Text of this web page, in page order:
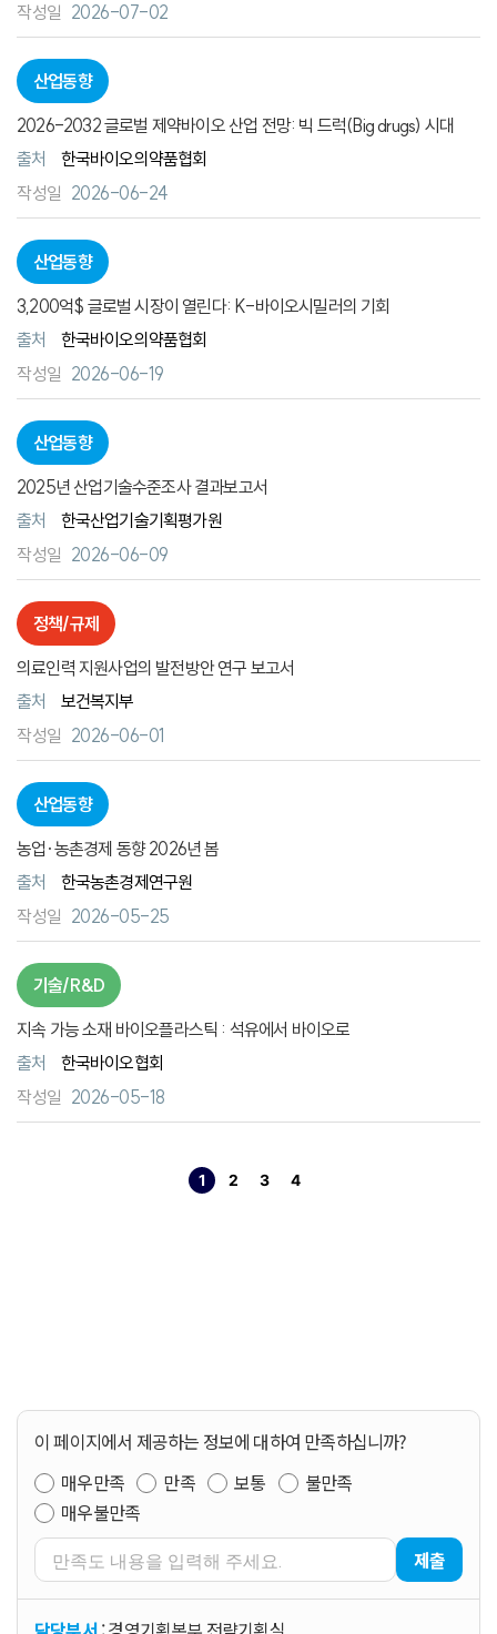
2026-07-02
산업동향
2026-2032 글로벌 제약바이오 산업 전망: 빅 드럭(Big drugs) 시대
출처
한국바이오의약품협회
2026-06-24
산업동향
3,200억$ 글로벌 시장이 열린다: K-바이오시밀러의 기회
출처
한국바이오의약품협회
2026-06-19
산업동향
2025년 산업기술수준조사 결과보고서
출처
한국산업기술기획평가원
2026-06-09
정책/규제
의료인력 지원사업의 발전방안 연구 보고서
출처
보건복지부
2026-06-01
산업동향
농업·농촌경제 동향 2026년 봄
출처
한국농촌경제연구원
2026-05-25
기술/R&D
지속 가능 소재 바이오플라스틱 : 석유에서 바이오로
출처
한국바이오협회
2026-05-18
열린
1
페이지
2
페이지
3
페이지
4
페이지
이 페이지에서 제공하는 정보에 대하여 만족하십니까?
매우만족
만족 보통
불만족
매우불만족
제출